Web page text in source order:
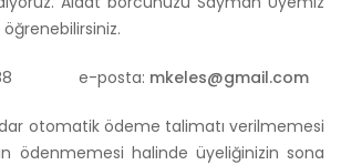
öğrenebilirsiniz.
88 e-posta: mkeles@gmail.com
otomatik ödeme talimatı verilmemesi
ödenmemesi halinde üyeliğinizin sona